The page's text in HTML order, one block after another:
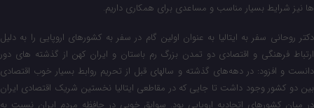
‌ها نیز شرایط بسیار مناسب و مساعدی برای همکاری داریم.
دکتر روحانی سفر به ایتالیا به عنوان اولین گام در سفر به کشورهای اروپایی را به دلیل
ارتباط فرهنگی و اقتصادی دو تمدن بزرگ رم باستان و ایران کهن از گذشته های دور
دانست و افزود: در دهه‌های گذشته و سالهای قبل از تحریم روابط بسیار خوب اقتصادی
بین دو کشور وجود داشت تا جایی که در مقاطعی ایتالیا نخستین شریک اقتصادی ایران